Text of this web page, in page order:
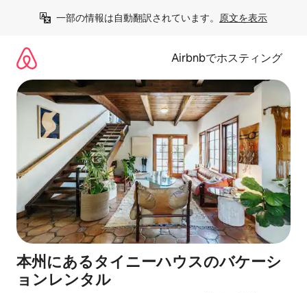
一部の情報は自動翻訳されています。 原文を表示
Airbnbでホスティング
本州にあるタイニーハウスのバケーシ
ョンレンタル